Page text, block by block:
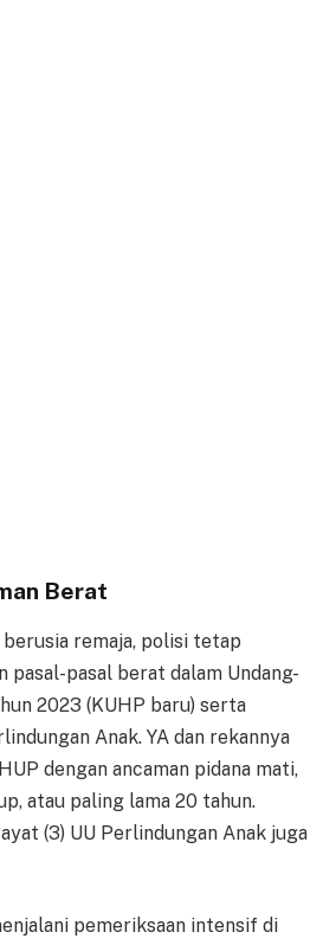
Berat
berusia remaja, polisi tetap
pasal-pasal berat dalam Undang-
2023 (KUHP baru) serta
Anak. YA dan rekannya
dengan ancaman pidana mati,
atau paling lama 20 tahun.
(3) UU Perlindungan Anak juga
pemeriksaan intensif di